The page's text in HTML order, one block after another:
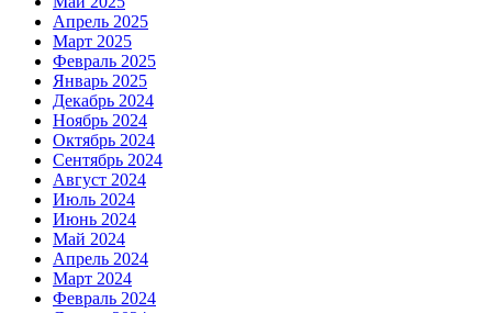
Апрель 2025
Март 2025
Февраль 2025
Январь 2025
Декабрь 2024
Ноябрь 2024
Октябрь 2024
Сентябрь 2024
Август 2024
Июль 2024
Июнь 2024
Май 2024
Апрель 2024
Март 2024
Февраль 2024